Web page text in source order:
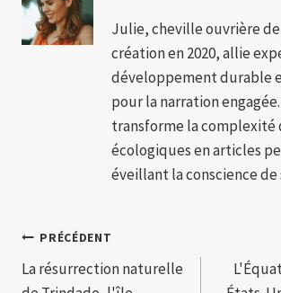
Julie, cheville ouvrière
création en 2020, allie
développement durable
pour la narration
transforme la complexité
écologiques en articles
éveillant la conscience de
Navigation
de
PRÉCÉDENT
La résurrection naturelle